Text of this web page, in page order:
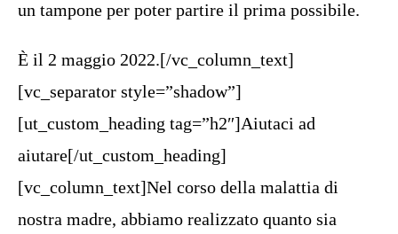
un tampone per poter partire il prima possibile.
È il 2 maggio 2022.[/vc_column_text]
[vc_separator style=”shadow”]
[ut_custom_heading tag=”h2″]Aiutaci ad
aiutare[/ut_custom_heading]
[vc_column_text]Nel corso della malattia di
nostra madre, abbiamo realizzato quanto sia